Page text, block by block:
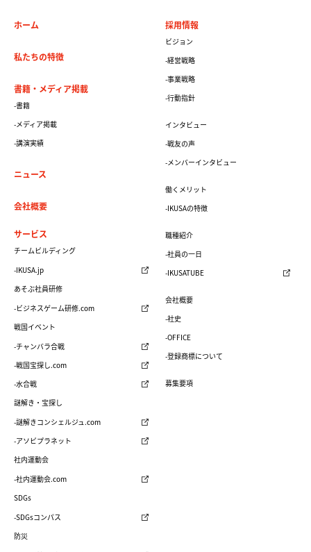
ホーム
私たちの特徴
書籍・メディア掲載
-書籍
-メディア掲載
-講演実績
ニュース
会社概要
サービス
チームビルディング
-IKUSA.jp
あそぶ社員研修
-ビジネスゲーム研修.com
戦国イベント
-チャンバラ合戦
-戦国宝探し.com
-水合戦
謎解き・宝探し
-謎解きコンシェルジュ.com
-アソビプラネット
社内運動会
-社内運動会.com
SDGs
-SDGsコンパス
防災
採用情報
ビジョン
-経営戦略
-事業戦略
-行動指針
インタビュー
-戦友の声
-メンバーインタビュー
働くメリット
-IKUSAの特徴
職種紹介
-社員の一日
-IKUSATUBE
会社概要
-社史
-OFFICE
-登録商標について
募集要項